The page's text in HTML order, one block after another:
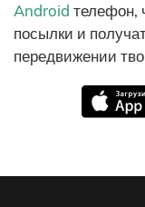
Android телефон,
посылки и
передвижении